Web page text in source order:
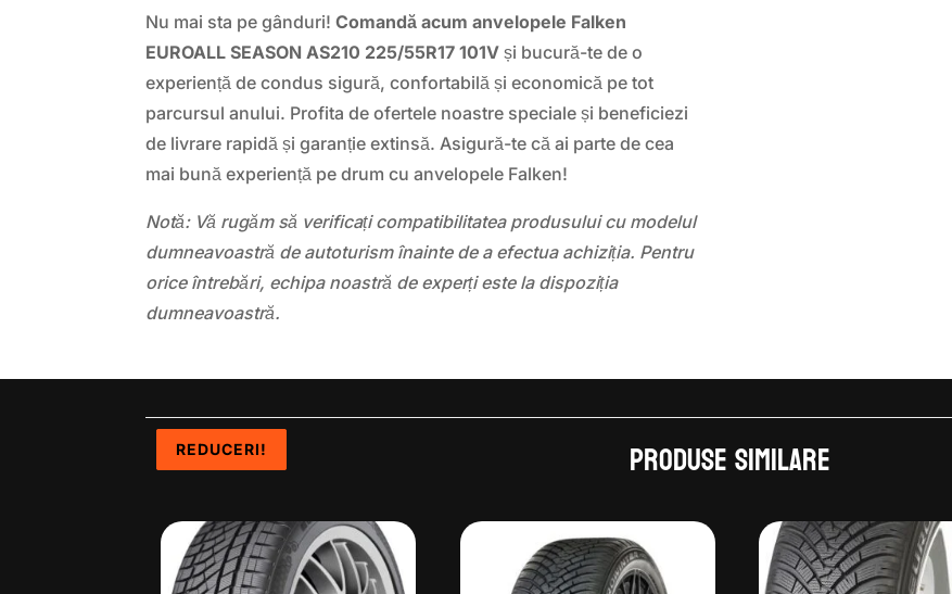
Nu mai sta pe gânduri!Comandă acum anvelopele Falken
EUROALL SEASON AS210 225/55R17 101V și bucură-te de o
experiență de condus sigură, confortabilă și economică pe tot
parcursul anului. Profita de ofertele noastre speciale și beneficiezi
de livrare rapidă și garanție extinsă. Asigură-te că ai parte de cea
mai bună experiență pe drum cu anvelopele Falken!
Notă: Vă rugăm să verificați compatibilitatea produsului cu modelul
dumneavoastră de autoturism înainte de a efectua achiziția. Pentru
orice întrebări, echipa noastră de experți este la dispoziția
dumneavoastră.
Produse similare
REDUCERI!
REDUCERI!
REDUCERI!
REDUCERI!